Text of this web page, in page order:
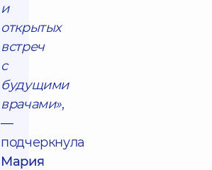
и
открытых
встреч
с
будущими
врачами»,
—
подчеркнула
Мария